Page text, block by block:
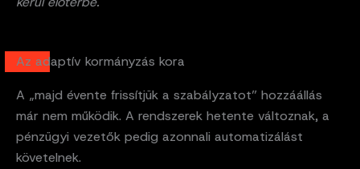
Az adaptív kormányzás kora
A „majd évente frissítjük a szabályzatot” hozzáállás
már nem működik. A rendszerek hetente változnak, a
pénzügyi vezetők pedig azonnali automatizálást
követelnek.